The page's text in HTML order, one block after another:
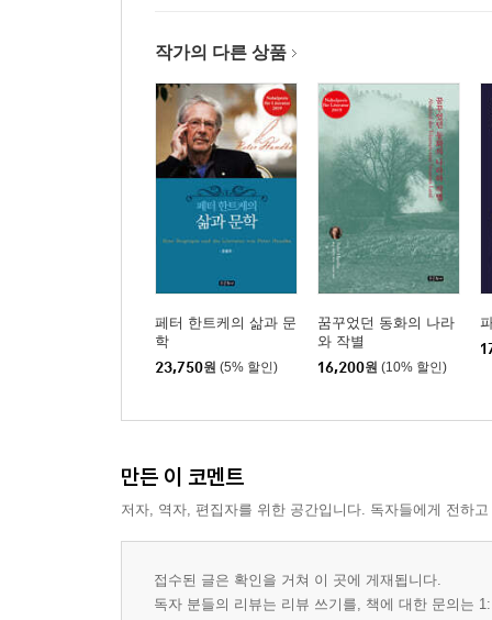
작가의 다른 상품
페터 한트케의 삶과 문
학
23,750원 (5% 할인)
꿈꾸었던 동화의 나라
와 작별
16,200원 (10% 할인)
만든 이 코멘트
저자, 역자, 편집자를 위한 공간입니다. 독자들에게 전하
접수된 글은 확인을 거쳐 이 곳에 게재됩니다.
독자 분들의 리뷰는 리뷰 쓰기를, 책에 대한 문의는